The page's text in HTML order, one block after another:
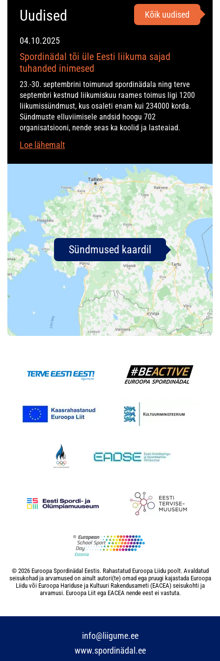
Uudised Kõik uudised
04.10.2025
Spordinädal tõi üle Eesti liikuma sajad
tuhanded inimesed
23.-30. septembrini toimunud spordinädala ning terve
septembri kestnud liikumiskuu raames toimus ligi 1200
liikumissündmust, kus osaleti enam kui 234000 korda.
Sündmuste elluviimisele andsid hoogu 702
organisatsiooni, nende seas ka koolid ja lasteaiad.
Loe lähemalt
Sündmused kaardil
© 2026 Euroopa Spordinädal Eestis. Rahastatud Euroopa Liidu poolt. Avaldatud
seisukohad ja arvamused on ainult autori(te) omad ega pruugi kajastada Euroopa
Liidu või Euroopa Hariduse ja Kultuuri Rakendusameti (EACEA) seisukohti ja
arvamusi. Euroopa Liit ega EACEA nende eest ei vastuta.
info@liigume.ee
www.spordinädal.ee